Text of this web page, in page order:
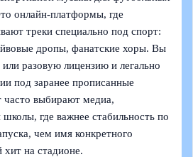
онлайн-платформы, где
треки специально под спорт:
дропы, фанатские хоры. Вы
разовую лицензию и легально
под заранее прописанные
часто выбирают медиа,
где важнее стабильность по
чем имя конкретного
хит на стадионе.